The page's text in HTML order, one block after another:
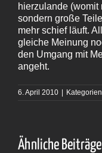
hierzulande
sondern große
mehr schief läuft.
gleiche Meinung
den Umgang mit
angeht.
6. April 2010 |
Ähnliche Beiträge